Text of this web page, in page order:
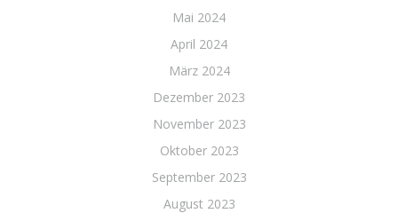
Mai 2024
April 2024
März 2024
Dezember 2023
November 2023
Oktober 2023
September 2023
August 2023